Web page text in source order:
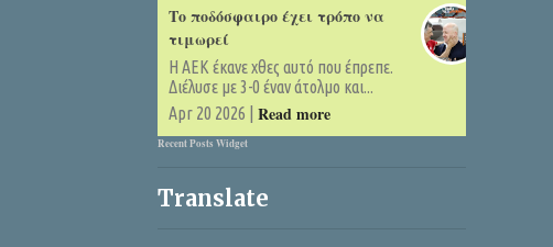
Το ποδόσφαιρο έχει τρόπο να
τιμωρεί
Η ΑΕΚ έκανε χθες αυτό που έπρεπε.
Διέλυσε με 3-0 έναν άτολμο και...
Apr 20 2026 | Read more
Recent Posts Widget
Translate